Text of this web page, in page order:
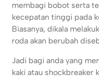
membagi bobot serta
kecepatan tinggi pada
Biasanya, dikala
roda akan berubah
Jadi bagi anda yang
kaki atau shockbreaker